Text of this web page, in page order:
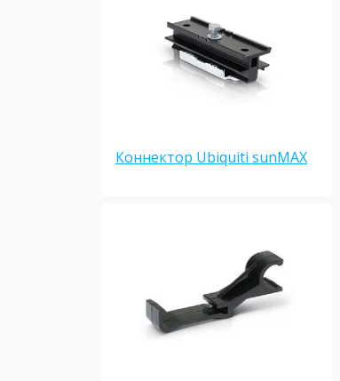
Коннектор Ubiquiti sunMAX